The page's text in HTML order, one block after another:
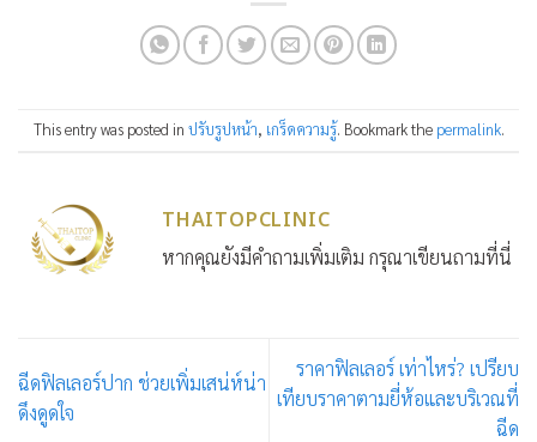
This entry was posted in ปรับรูปหน้า, เกร็ดความรู้. Bookmark the permalink.
THAITOPCLINIC
หากคุณยังมีคำถามเพิ่มเติม กรุณาเขียนถามที่นี่
ฉีดฟิลเลอร์ปาก ช่วยเพิ่มเสน่ห์น่า
ดึงดูดใจ
ราคาฟิลเลอร์ เท่าไหร่? เปรียบ
เทียบราคาตามยี่ห้อและบริเวณที่
ฉีด